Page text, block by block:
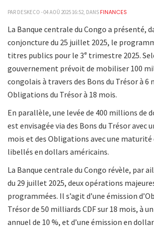
PAR DESKECO - 04 AOÛ 2025 16:52, DANS FINANCES
La Banque centrale du Congo a présenté,
conjoncture du 25 juillet 2025, le
titres publics pour le 3ᵉ trimestre 2025.
gouvernement prévoit de mobiliser 100
congolais à travers des Bons du Trésor à 6
Obligations du Trésor à 18 mois.
En parallèle, une levée de 400 millions de
est envisagée via des Bons du Trésor avec
mois et des Obligations avec une maturité
libellés en dollars américains.
La Banque centrale du Congo révèle, par
du 29 juillet 2025, deux opérations
programmées. Il s’agit d’une émission
Trésor de 50 milliards CDF sur 18 mois, à
annuel de 10 %, et d’une émission en